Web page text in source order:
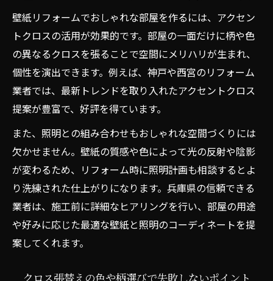
壁紙リフォームでおしゃれな部屋を作るには、アクセン
トクロスの活用が効果的です。部屋の一面だけに柄や色
の異なるクロスを張ることで空間にメリハリが生まれ、
個性を演出できます。例えば、神戸や西宮のリフォーム
業者では、最新トレンドを取り入れたアクセントクロス
提案が豊富で、好評を得ています。
また、照明との組み合わせもおしゃれな空間づくりには
欠かせません。壁紙の質感や色によって光の反射や陰影
が変わるため、リフォーム時に照明計画も相談するとよ
り洗練された仕上がりになります。兵庫県の信頼できる
業者は、施工前に詳細なヒアリングを行い、部屋の用途
や好みに応じた最適な壁紙と照明のコーディネートを提
案してくれます。
クロス張替えの色や柄選びで失敗しないポイント